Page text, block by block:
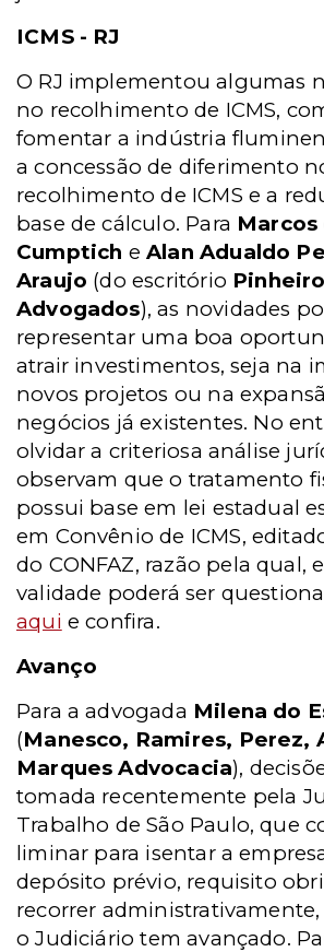
ICMS - RJ
O RJ implementou algumas
no recolhimento de ICMS,
fomentar a indústria
a concessão de diferimento
recolhimento de ICMS e a
base de cálculo. Para
Cumptich eAlan Adualdo
Araujo (do escritório
Advogados), as novidades
representar uma boa
atrair investimentos, seja na
novos projetos ou na
negócios já existentes. No
olvidar a criteriosa análise
observam que o tratamento
possui base em lei estadual
em Convênio de ICMS,
do CONFAZ, razão pela qual,
validade poderá ser
aqui e confira.
Avanço
Para a advogada Milena do
(Manesco, Ramires, Perez,
Marques Advocacia),
tomada recentemente pela
Trabalho de São Paulo, que
liminar para isentar a
depósito prévio, requisito
recorrer
o Judiciário tem avançado.